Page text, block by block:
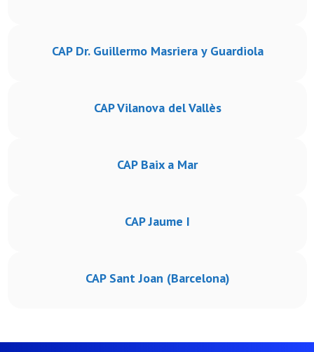
CAP Dr. Guillermo Masriera y Guardiola
CAP Vilanova del Vallès
CAP Baix a Mar
CAP Jaume I
CAP Sant Joan (Barcelona)